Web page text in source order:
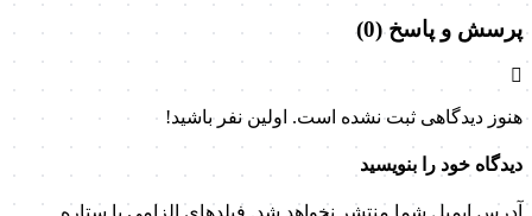
پرسش و پاسخ (0)
هنوز دیدگاهی ثبت نشده است. اولین نفر باشید!
دیدگاه خود را بنویسید